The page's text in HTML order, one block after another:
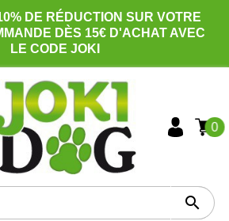
DE RÉDUCTION SUR VOTRE
DÈS 15€ D'ACHAT AVEC
LE CODE JOKI

0